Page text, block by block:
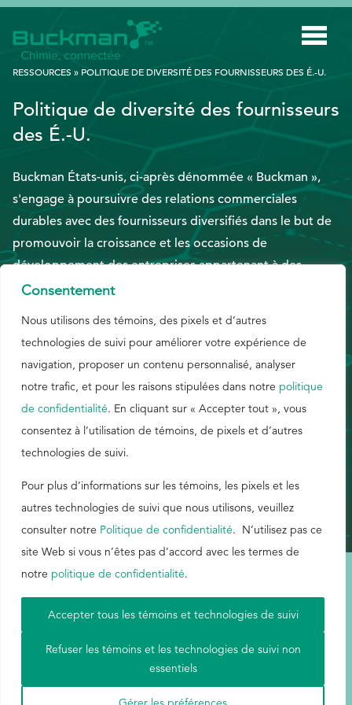
Consentement
Nous utilisons des témoins, des pixels et d’autres
technologies de suivi pour améliorer votre expérience de
navigation, proposer un contenu personnalisé, analyser
notre trafic, et pour les raisons stipulées dans notre politique
de confidentialité. En cliquant sur « Accepter tout », vous
consentez à l’utilisation de témoins, de pixels et d’autres
technologies de suivi.
Pour plus d’informations sur les témoins, les pixels et les
autres technologies de suivi que nous utilisons, veuillez
consulter notre Politique de confidentialité. N’utilisez pas ce
site Web si vous n’êtes pas d’accord avec les termes de
notre politique de confidentialité.
Refuser les témoins et les technologies de suivi non
essentiels
Accepter tous les témoins et technologies de suivi
INDUSTRIES
TECHNOLOGIE INTELLIGENTE
INNOVATION
APPLICATIONS
DURABILITÉ
À PROPOS DE NOUS
RESSOURCES
BLOGUE
EthicsPoint
Nous joindre
Carrières
Ackumen
English
Rechercher
:
Rechercher
RESSOURCES » POLITIQUE DE DIVERSITÉ DES FOURNISSEURS DES É.-U.
Politique de diversité des fournisseurs
des É.-U.
Buckman États-unis, ci-après dénommée « Buckman »,
s'engage à poursuivre des relations commerciales
durables avec des fournisseurs diversifiés dans le but de
promouvoir la croissance et les occasions de
développement des entreprises appartenant à des
minorités et à des femmes, tout en obtenant la valeur
cette politique sont conformes aux engagements fermes
de Buckman envers la communauté, le code d'éthique, la
durabilité et les autres principes fondamentaux de
Conditions d'utilisation | Carte du site | Politique de confidentialité